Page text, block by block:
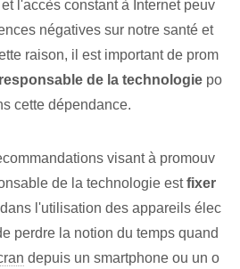
l'accès constant à Internet peuv
négatives sur notre santé et
raison, il est important de prom
de la technologie po
cette dépendance.
visant à promouv
de la technologie estfixer
dans l'utilisation des appareils élec
perdre la notion du temps quand
depuis un smartphone ou un o